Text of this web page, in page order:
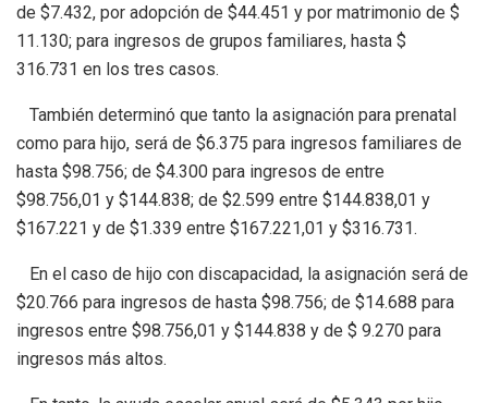
de $7.432, por adopción de $44.451 y por matrimonio de $
11.130; para ingresos de grupos familiares, hasta $
316.731 en los tres casos.
También determinó que tanto la asignación para prenatal
como para hijo, será de $6.375 para ingresos familiares de
hasta $98.756; de $4.300 para ingresos de entre
$98.756,01 y $144.838; de $2.599 entre $144.838,01 y
$167.221 y de $1.339 entre $167.221,01 y $316.731.
En el caso de hijo con discapacidad, la asignación será de
$20.766 para ingresos de hasta $98.756; de $14.688 para
ingresos entre $98.756,01 y $144.838 y de $ 9.270 para
ingresos más altos.